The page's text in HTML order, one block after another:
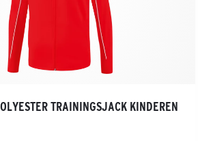
TRAININGSJACK KINDEREN